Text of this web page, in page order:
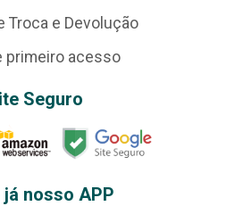
Troca e Devolução
primeiro acesso
Seguro
já nosso APP